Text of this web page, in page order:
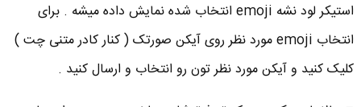
استیکر لود نشه emoji انتخاب شده نمایش داده میشه . برای
انتخاب emoji مورد نظر روی آیکن صورتک ( کنار کادر متنی چت )
کلیک کنید و آیکن مورد نظر تون رو انتخاب و ارسال کنید .